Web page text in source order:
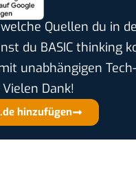
Quellen du in
du BASIC thinking
unabhängigen
Dank!
hinzufügen